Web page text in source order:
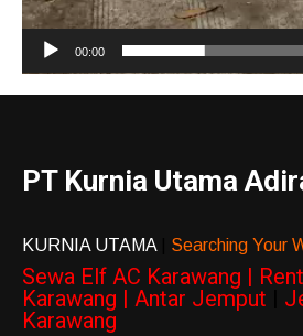
00:00
PT Kurnia Utama
KURNIA UTAMA Searching Your
Sewa Elf AC Karawang |
Karawang | Antar Jemput
Karawang